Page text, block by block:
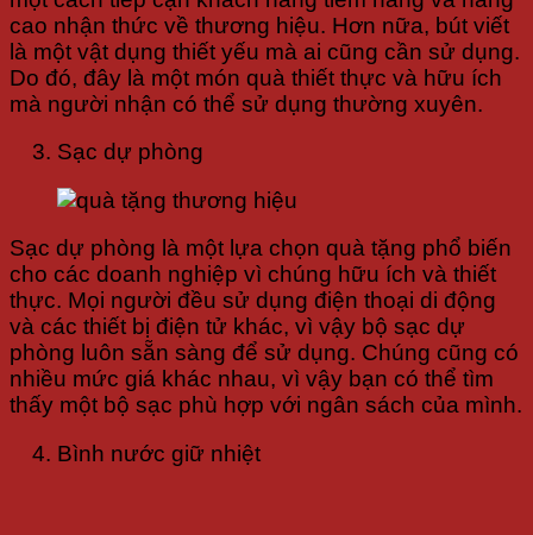
cao nhận thức về thương hiệu. Hơn nữa, bút viết
là một vật dụng thiết yếu mà ai cũng cần sử dụng.
Do đó, đây là một món quà thiết thực và hữu ích
mà người nhận có thể sử dụng thường xuyên.
Sạc dự phòng
Sạc dự phòng là một lựa chọn quà tặng phổ biến
cho các doanh nghiệp vì chúng hữu ích và thiết
thực. Mọi người đều sử dụng điện thoại di động
và các thiết bị điện tử khác, vì vậy bộ sạc dự
phòng luôn sẵn sàng để sử dụng. Chúng cũng có
nhiều mức giá khác nhau, vì vậy bạn có thể tìm
thấy một bộ sạc phù hợp với ngân sách của mình.
Bình nước giữ nhiệt